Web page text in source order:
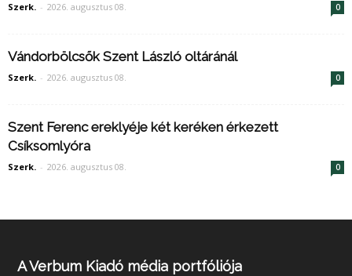
Szerk. - 2026. augusztus 08. 0
Vándorbölcsők Szent László oltáránál
Szerk. - 2026. augusztus 08. 0
Szent Ferenc ereklyéje két keréken érkezett
Csíksomlyóra
Szerk. - 2026. augusztus 08. 0
A Verbum Kiadó média portfóliója